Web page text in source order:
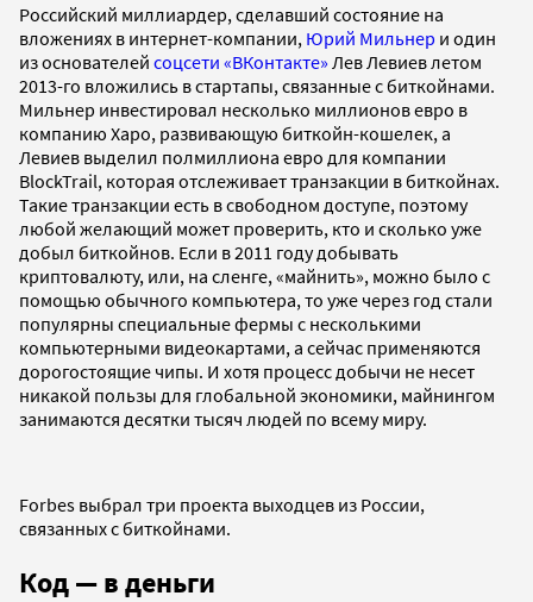
Российский миллиардер, сделавший состояние на
вложениях в интернет-компании, Юрий Мильнер и один
из основателей соцсети «ВКонтакте» Лев Левиев летом
2013-го вложились в стартапы, связанные с биткойнами.
Мильнер инвестировал несколько миллионов евро в
компанию Xapo, развивающую биткойн-кошелек, а
Левиев выделил полмиллиона евро для компании
BlockTrail, которая отслеживает транзакции в биткойнах.
Такие транзакции есть в свободном доступе, поэтому
любой желающий может проверить, кто и сколько уже
добыл биткойнов. Если в 2011 году добывать
криптовалюту, или, на сленге, «майнить», можно было с
помощью обычного компьютера, то уже через год стали
популярны специальные фермы с несколькими
компьютерными видеокартами, а сейчас применяются
дорогостоящие чипы. И хотя процесс добычи не несет
никакой пользы для глобальной экономики, майнингом
занимаются десятки тысяч людей по всему миру.
Forbes выбрал три проекта выходцев из России,
связанных с биткойнами.
Код — в деньги